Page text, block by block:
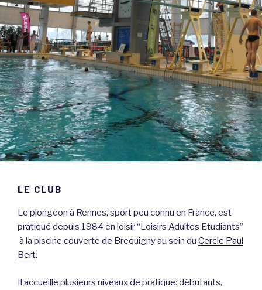
LE CLUB
Le plongeon à Rennes, sport peu connu en France, est
pratiqué depuis 1984 en loisir “Loisirs Adultes Etudiants”
à la piscine couverte de Brequigny au sein du Cercle Paul
Bert.
Il accueille plusieurs niveaux de pratique: débutants,